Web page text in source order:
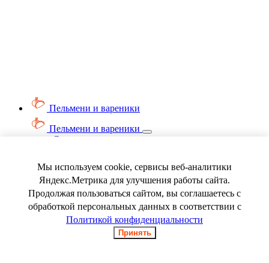
Пельмени и вареники
Пельмени и вареники
Смотреть весь раздел
Ягода замороженная
Мы используем cookie, сервисы веб-аналитики
Яндекс.Метрика для улучшения работы сайта.
Продолжая пользоваться сайтом, вы соглашаетесь с
обработкой персональных данных в соответствии с
Политикой конфиденциальности
Принять